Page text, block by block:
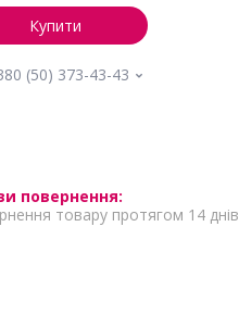
Купити
(50) 373-43-43
товару протягом 14 днів